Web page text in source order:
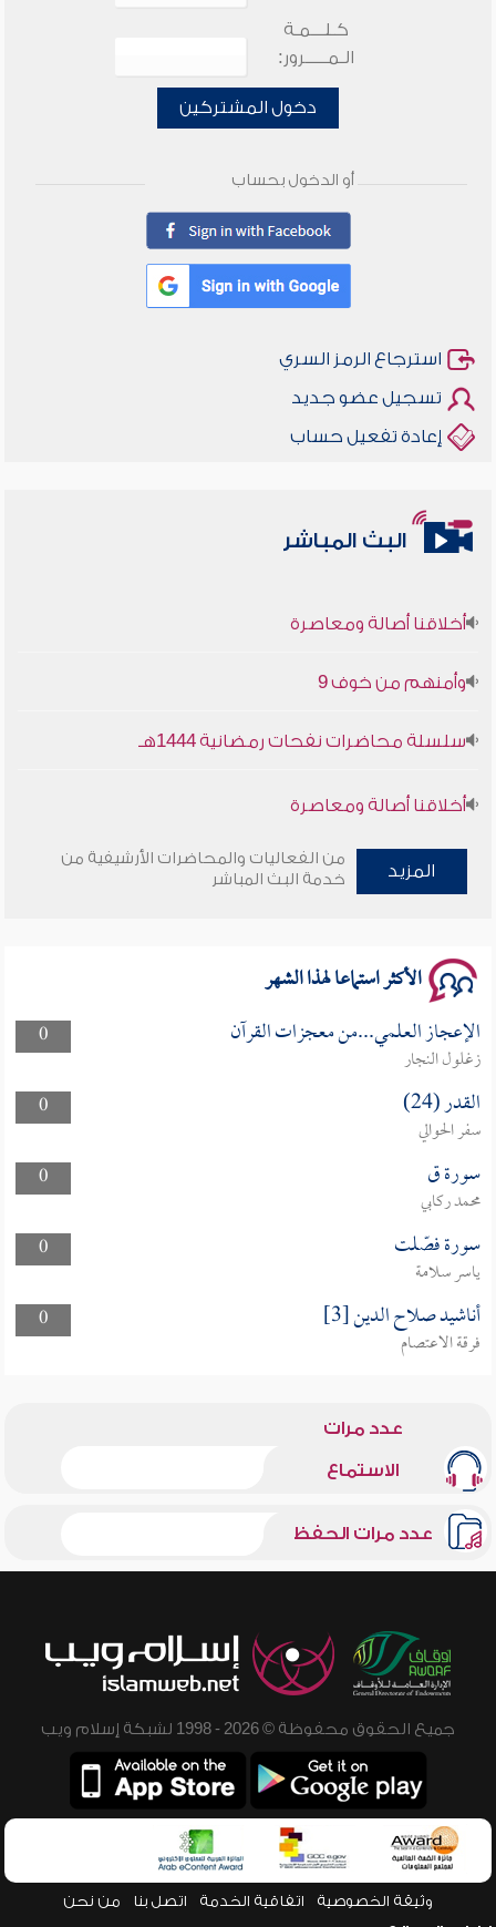
كـلـــمـة
الـمـــــرور:
دخول المشتركين
أو الدخول بحساب
استرجاع الرمز السري
تسجيل عضو جديد
إعادة تفعيل حساب
البث المباشر
أخلاقنا أصالة ومعاصرة
وأمنهم من خوف 9
سلسلة محاضرات نفحات رمضانية 1444هـ
أخلاقنا أصالة ومعاصرة
وأمنهم من خوف 9
المزيد
من الفعاليات والمحاضرات الأرشيفية من
خدمة البث المباشر
الأكثر استماعا لهذا الشهر
0 الإعجاز العلمي...من معجزات القرآن
زغلول النجار
0
القدر (24)
سفر الحوالي
0
سورة ق
محمد ركابي
0
سورة فصّلت
ياسر سلامة
0
أناشيد صلاح الدين [3]
فرقة الاعتصام
عدد مرات
الاستماع
عدد مرات الحفظ
جميع الحقوق محفوظة © 2026 - 1998 لشبكة إسلام ويب
وثيقة الخصوصية اتفاقية الخدمة اتصل بنا من نحن